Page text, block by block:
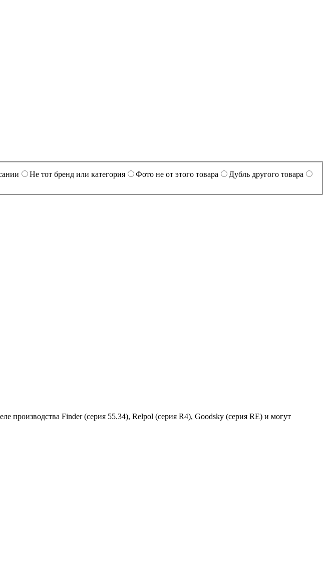
Не тот бренд или категория Фото не от этого товара
Дубль другого товара
производства Finder (серия 55.34), Relpol (серия R4), Goodsky (серия RE) и могут